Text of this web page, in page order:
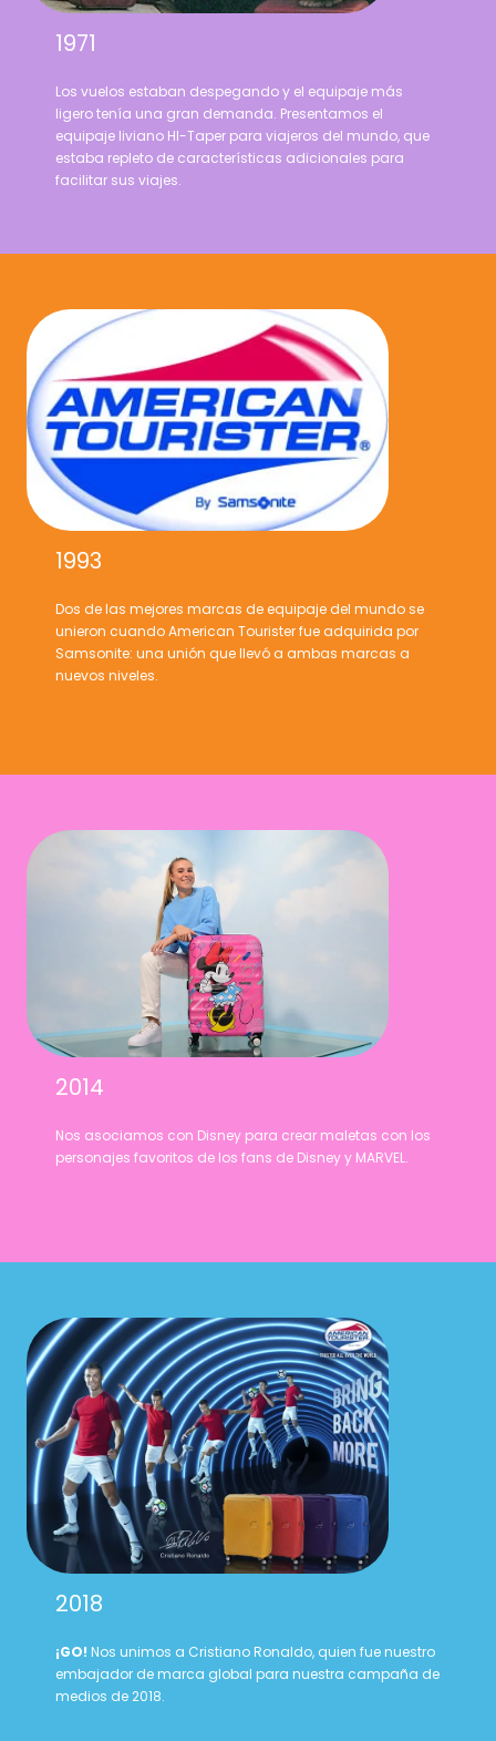
1971
Los vuelos estaban despegando y el equipaje más
ligero tenía una gran demanda. Presentamos el
equipaje liviano HI-Taper para viajeros del mundo, que
estaba repleto de características adicionales para
facilitar sus viajes.
1993
Dos de las mejores marcas de equipaje del mundo se
unieron cuando American Tourister fue adquirida por
Samsonite: una unión que llevó a ambas marcas a
nuevos niveles.
2014
Nos asociamos con Disney para crear maletas con los
personajes favoritos de los fans de Disney y MARVEL.
2018
¡GO! Nos unimos a Cristiano Ronaldo, quien fue nuestro
embajador de marca global para nuestra campaña de
medios de 2018.